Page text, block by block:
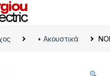
• Ακουστικά